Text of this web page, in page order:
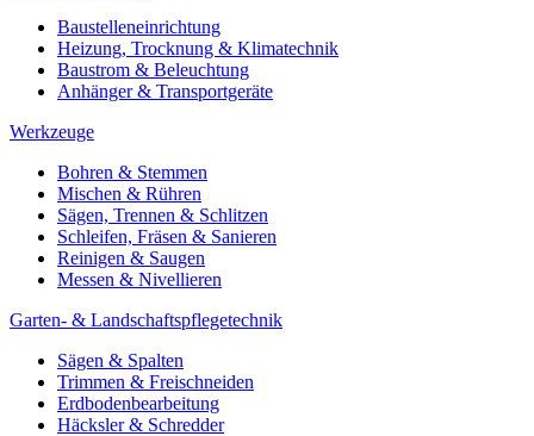
Baustelleneinrichtung
Heizung, Trocknung & Klimatechnik
Baustrom & Beleuchtung
Anhänger & Transportgeräte
Werkzeuge
Bohren & Stemmen
Mischen & Rühren
Sägen, Trennen & Schlitzen
Schleifen, Fräsen & Sanieren
Reinigen & Saugen
Messen & Nivellieren
Garten- & Landschaftspflegetechnik
Sägen & Spalten
Trimmen & Freischneiden
Erdbodenbearbeitung
Häcksler & Schredder